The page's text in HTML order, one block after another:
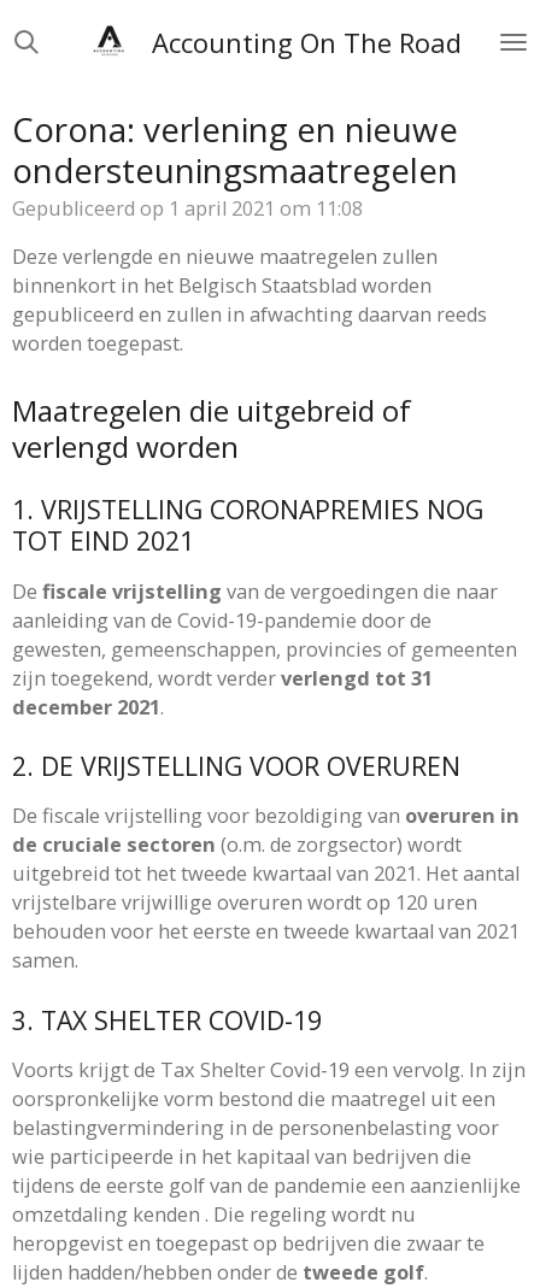
Ga
direct
hoofdinhoud
Accounting On The Road
Corona: verlening en nieuwe
ondersteuningsmaatregelen
Gepubliceerd op 1 april 2021 om 11:08
Deze verlengde en nieuwe maatregelen zullen
binnenkort in het Belgisch Staatsblad worden
gepubliceerd en zullen in afwachting daarvan reeds
worden toegepast.
Maatregelen die uitgebreid of
verlengd worden
1. VRIJSTELLING CORONAPREMIES NOG
TOT EIND 2021
De fiscale vrijstelling van de vergoedingen die naar
aanleiding van de Covid-19-pandemie door de
gewesten, gemeenschappen, provincies of gemeenten
zijn toegekend, wordt verderverlengd tot 31
december 2021.
2. DE VRIJSTELLING VOOR OVERUREN
De fiscale vrijstelling voor bezoldiging van overuren in
de cruciale sectoren (o.m. de zorgsector) wordt
uitgebreid tot het tweede kwartaal van 2021. Het aantal
vrijstelbare vrijwillige overuren wordt op 120 uren
behouden voor het eerste en tweede kwartaal van 2021
samen.
3. TAX SHELTER COVID-19
Voorts krijgt de Tax Shelter Covid-19 een vervolg. In zijn
oorspronkelijke vorm bestond die maatregel uit een
belastingvermindering in de personenbelasting voor
wie participeerde in het kapitaal van bedrijven die
tijdens de eerste golf van de pandemie een aanzienlijke
omzetdaling kenden . Die regeling wordt nu
heropgevist en toegepast op bedrijven die zwaar te
lijden hadden/hebben onder de tweede golf.